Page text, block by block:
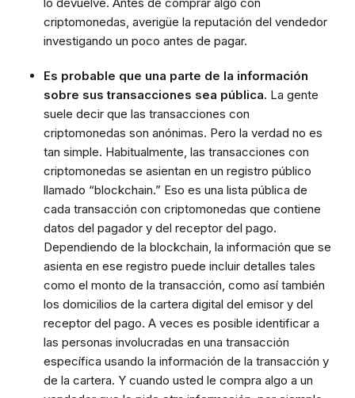
criptomonedas, averigüe la reputación del vendedor
investigando un poco antes de pagar.
Es probable que una parte de la información
sobre sus transacciones sea pública. La gente
suele decir que las transacciones con
criptomonedas son anónimas. Pero la verdad no es
tan simple. Habitualmente, las transacciones con
criptomonedas se asientan en un registro público
llamado “blockchain.” Eso es una lista pública de
cada transacción con criptomonedas que contiene
datos del pagador y del receptor del pago.
Dependiendo de la blockchain, la información que se
asienta en ese registro puede incluir detalles tales
como el monto de la transacción, como así también
los domicilios de la cartera digital del emisor y del
receptor del pago. A veces es posible identificar a
las personas involucradas en una transacción
específica usando la información de la transacción y
de la cartera. Y cuando usted le compra algo a un